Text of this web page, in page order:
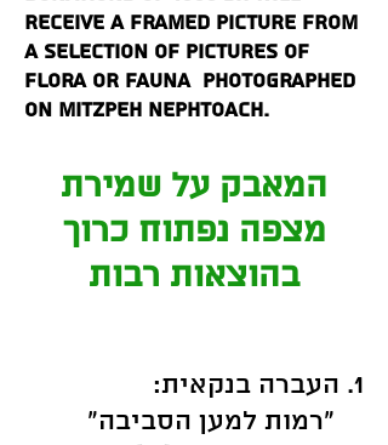
receive a framed picture from
a selection of pictures of
flora or fauna photographed
on Mitzpeh Nephtoach.
המאבק על שמירת
מצפה נפתוח כרוך
בהוצאות רבות
1. העברה בנקאית:
"רמות למען הסביבה"